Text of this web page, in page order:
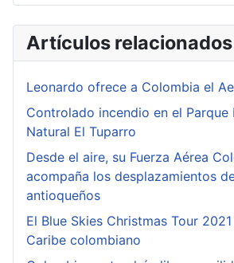
Artículos relacionados
Leonardo ofrece a Colombia el
Controlado incendio en el Parque
Natural El Tuparro
Desde el aire, su Fuerza Aérea
acompaña los desplazamientos
antioqueños
El Blue Skies Christmas Tour
Caribe colombiano